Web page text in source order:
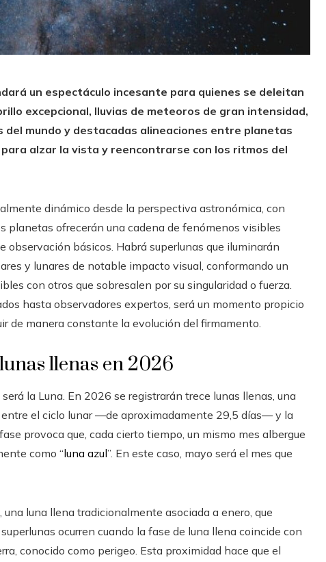
un espectáculo incesante para quienes se deleitan
excepcional, lluvias de meteoros de gran intensidad,
mundo y destacadas alineaciones entre planetas
alzar la vista y reencontrarse con los ritmos del
dinámico desde la perspectiva astronómica, con
planetas ofrecerán una cadena de fenómenos visibles
básicos. Habrá superlunas que iluminarán
y lunares de notable impacto visual, conformando un
con otros que sobresalen por su singularidad o fuerza.
hasta observadores expertos, será un momento propicio
de manera constante la evolución del firmamento.
llenas en 2026
la Luna. En 2026 se registrarán trece lunas llenas, una
el ciclo lunar —de aproximadamente 29,5 días— y la
provoca que, cada cierto tiempo, un mismo mes albergue
como “luna azul”. En este caso, mayo será el mes que
luna llena tradicionalmente asociada a enero, que
ocurren cuando la fase de luna llena coincide con
conocido como perigeo. Esta proximidad hace que el